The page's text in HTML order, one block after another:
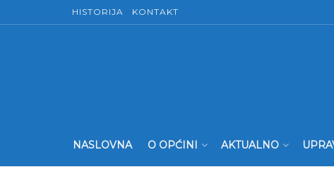
HISTORIJA KONTAKT
NASLOVNA O OPĆINI AKTUALNO